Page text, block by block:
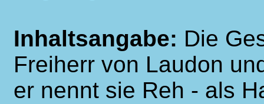
Inhaltsangabe: Die
Freiherr von Laudon
er nennt sie Reh - als